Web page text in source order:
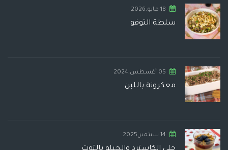
18 مايو,2026
سلطة التوفو
05 أغسطس,2024
معكرونة باللبن
14 سبتمبر,2025